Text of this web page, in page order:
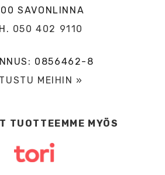
SAVONLINNA
050 402 9110
0856462-8
MEIHIN »
TUOTTEEMME MYÖS